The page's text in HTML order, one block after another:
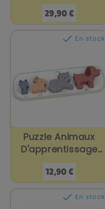
Prix
29,90 €
 En stock
Puzzle Animaux
D'apprentissage
1.2.3...
Prix
12,90 €
 En stock